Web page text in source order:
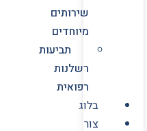
שירותים
מיוחדים
תביעות
רשלנות
רפואית
בלוג
צור